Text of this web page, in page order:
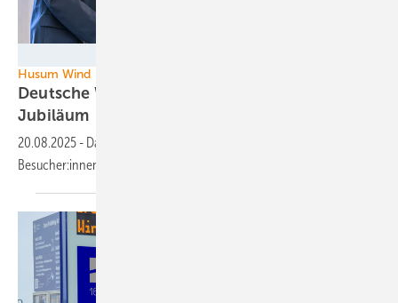
Husum Wind
Deutsche Windguard feiert 25jähriges
Jubiläum
20.08.2025 - Das global agierende Unternehmen steht interessierten
Besucher:innen auf der Husum Wind für Gespräche zur